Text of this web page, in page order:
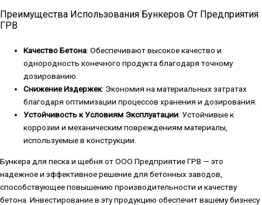
Преимущества Использования Бункеров От Предприятия
ГРВ
Качество Бетона: Обеспечивают высокое качество и
однородность конечного продукта благодаря точному
дозированию.
Снижение Издержек: Экономия на материальных затратах
благодаря оптимизации процессов хранения и дозирования.
Устойчивость к Условиям Эксплуатации: Устойчивые к
коррозии и механическим повреждениям материалы,
используемые в конструкции.
Бункера для песка и щебня от ООО Предприятие ГРВ — это
надежное и эффективное решение для бетонных заводов,
способствующее повышению производительности и качеству
бетона. Инвестирование в эту продукцию обеспечит вашему бизнесу